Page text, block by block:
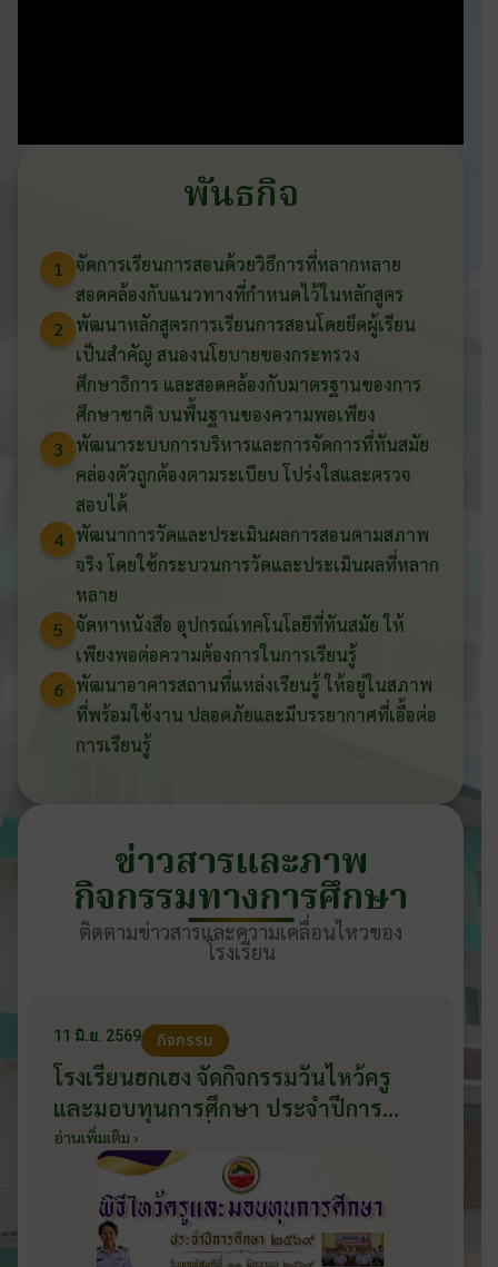
พันธกิจ
1 จัดการเรียนการสอนด้วยวิธีการที่หลากหลาย
สอดคล้องกับแนวทางที่กำหนดไว้ในหลักสูตร
2
พัฒนาหลักสูตรการเรียนการสอนโดยยึดผู้เรียน
เป็นสำคัญ สนองนโยบายของกระทรวง
ศึกษาธิการ และสอดคล้องกับมาตรฐานของการ
ศึกษาชาติ บนพื้นฐานของความพอเพียง
3
พัฒนาระบบการบริหารและการจัดการที่ทันสมัย
คล่องตัวถูกต้องตามระเบียบ โปร่งใสและตรวจ
สอบได้
4 พัฒนาการวัดและประเมินผลการสอนตามสภาพ
จริง โดยใช้กระบวนการวัดและประเมินผลที่หลาก
หลาย
5 จัดหาหนังสือ อุปกรณ์เทคโนโลยีที่ทันสมัย ให้
เพียงพอต่อความต้องการในการเรียนรู้
6 พัฒนาอาคารสถานที่แหล่งเรียนรู้ ให้อยู่ในสภาพ
ที่พร้อมใช้งาน ปลอดภัยและมีบรรยากาศที่เอื้อต่อ
การเรียนรู้
ข่าวสารและภาพ
กิจกรรมทางการศึกษา
ติดตามข่าวสารและความเคลื่อนไหวของ
โรงเรียน
11 มิ.ย. 2569 กิจกรรม
โรงเรียนฮกเฮง จัดกิจกรรมวันไหว้ครู
และมอบทุนการศึกษา ประจำปีการ
ศึกษา 2569 วันที่ 11 มิถุนายน 2569
อ่านเพิ่มเติม ›